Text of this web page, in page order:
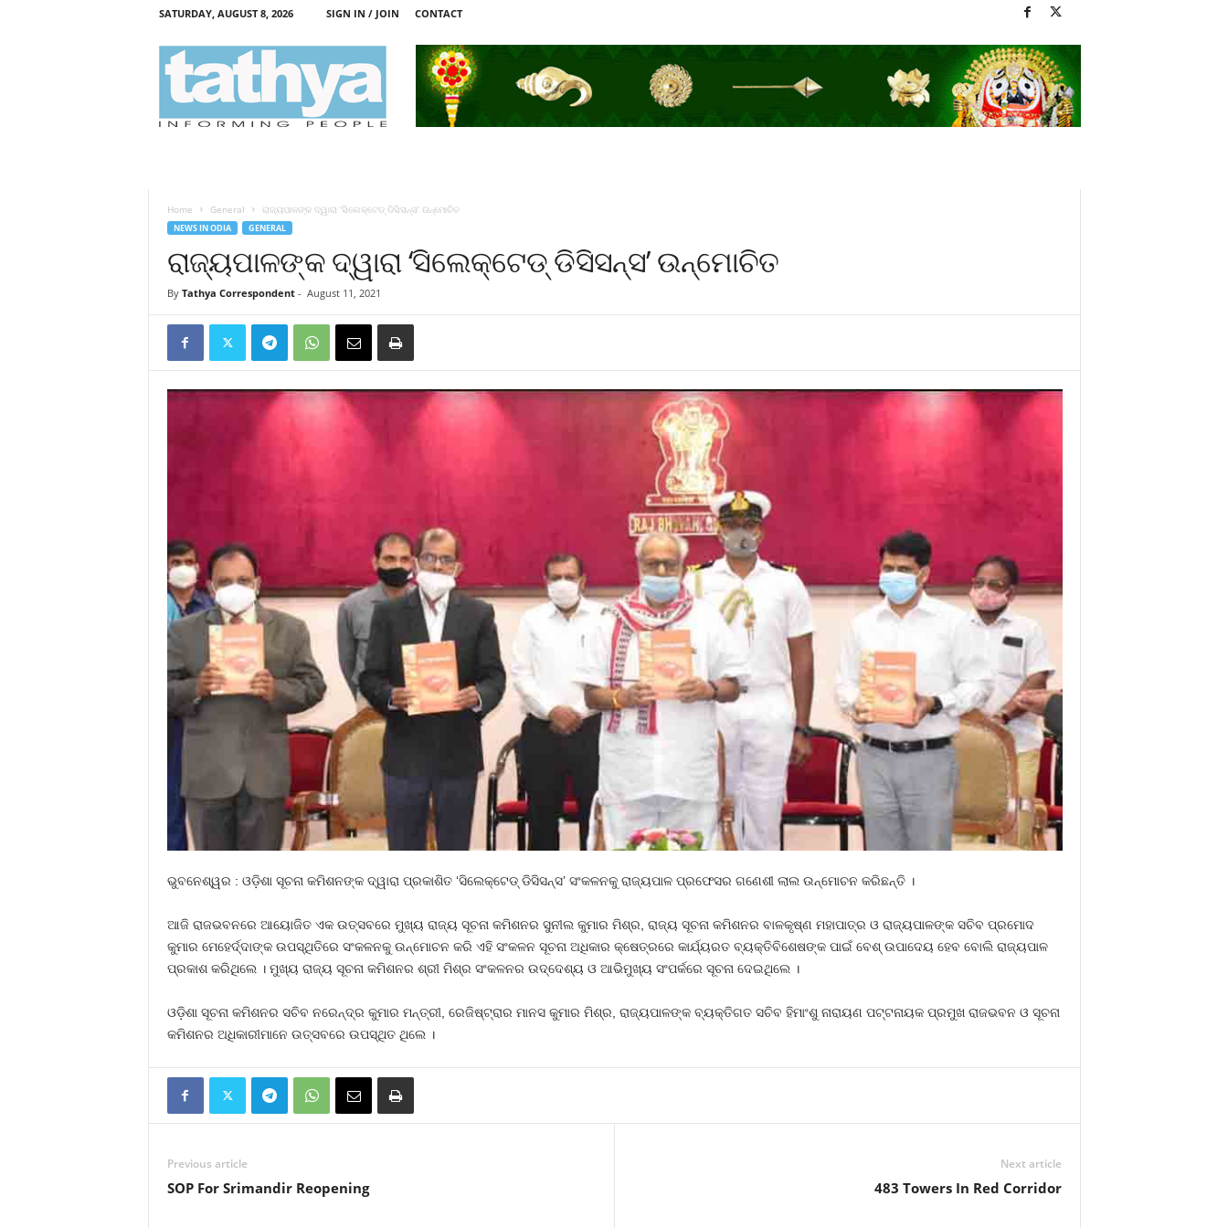
SATURDAY, AUGUST 8, 2026 SIGN IN / JOIN CONTACT
Home General ରାଜ୍ୟପାଳଙ୍କ ଦ୍ୱାରା ‘ସିଲେକ୍‌ଟେଡ୍‌ ଡିସିସନ୍ସ’ ଉନ୍ମୋଚିତ
NEWS IN ODIA GENERAL
ରାଜ୍ୟପାଳଙ୍କ ଦ୍ୱାରା ‘ସିଲେକ୍‌ଟେଡ୍‌ ଡିସିସନ୍ସ’ ଉନ୍ମୋଚିତ
By Tathya Correspondent- August 11, 2021
ଭୁବନେଶ୍ୱର : ଓଡ଼ିଶା ସୂଚନା କମିଶନଙ୍କ ଦ୍ୱାରା ପ୍ରକାଶିତ ‘ସିଲେକ୍‌ଟେଡ୍‌ ଡିସିସନ୍ସ’ ସଂକଳନକୁ ରାଜ୍ୟପାଳ ପ୍ରଫେସର ଗଣେଶୀ ଲାଲ ଉନ୍ମୋଚନ କରିଛନ୍ତି ।
ଆଜି ରାଜଭବନରେ ଆୟୋଜିତ ଏକ ଉତ୍ସବରେ ମୁଖ୍ୟ ରାଜ୍ୟ ସୂଚନା କମିଶନର ସୁନୀଲ କୁମାର ମିଶ୍ର, ରାଜ୍ୟ ସୂଚନା କମିଶନର ବାଳକୃଷ୍ଣ ମହାପାତ୍ର ଓ ରାଜ୍ୟପାଳଙ୍କ ସଚିବ ପ୍ରମୋଦ
କୁମାର ମେହେର୍ଦ୍ଦାଙ୍କ ଉପସ୍ଥିତିରେ ସଂକଳନକୁ ଉନ୍ମୋଚନ କରି ଏହି ସଂକଳନ ସୂଚନା ଅଧିକାର କ୍ଷେତ୍ରରେ କାର୍ଯ୍ୟରତ ବ୍ୟକ୍ତିବିଶେଷଙ୍କ ପାଇଁ ବେଶ୍‌ ଉପାଦେୟ ହେବ ବୋଲି ରାଜ୍ୟପାଳ
ପ୍ରକାଶ କରିଥିଲେ । ମୁଖ୍ୟ ରାଜ୍ୟ ସୂଚନା କମିଶନର ଶ୍ରୀ ମିଶ୍ର ସଂକଳନର ଉଦ୍ଦେଶ୍ୟ ଓ ଆଭିମୁଖ୍ୟ ସଂପର୍କରେ ସୂଚନା ଦେଇଥିଲେ ।
ଓଡ଼ିଶା ସୂଚନା କମିଶନର ସଚିବ ନରେନ୍ଦ୍ର କୁମାର ମନ୍ତ୍ରୀ, ରେଜିଷ୍ଟ୍ରାର ମାନସ କୁମାର ମିଶ୍ର, ରାଜ୍ୟପାଳଙ୍କ ବ୍ୟକ୍ତିଗତ ସଚିବ ହିମାଂଶୁ ନାରାୟଣ ପଟ୍ଟନାୟକ ପ୍ରମୁଖ ରାଜଭବନ ଓ ସୂଚନା
କମିଶନର ଅଧିକାରୀମାନେ ଉତ୍ସବରେ ଉପସ୍ଥିତ ଥିଲେ ।
Previous article
SOP For Srimandir Reopening
Next article
483 Towers In Red Corridor